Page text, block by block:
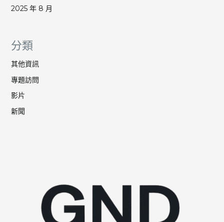
2025 年 8 月
分類
其他資訊
專題訪問
影片
新聞